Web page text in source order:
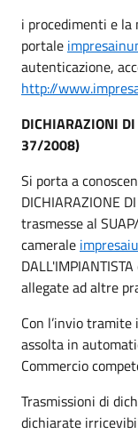
i procedimenti e la
portale
autenticazione,
http://
DICHIARAZIONI
37/2008)
Si porta a
DICHIARAZIONE
trasmesse al
camerale
allegate ad altre
Con l’invio
assolta in
Commercio
Trasmissioni di
dichiarate